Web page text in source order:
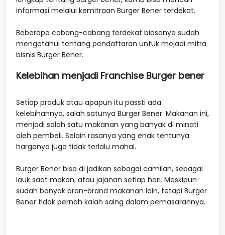
informasi melalui kemitraan Burger Bener terdekat.
Beberapa cabang-cabang terdekat biasanya sudah
mengetahui tentang pendaftaran untuk mejadi mitra
bisnis Burger Bener.
Kelebihan menjadi Franchise Burger bener
Setiap produk atau apapun itu passti ada
kelebihannya, salah satunya Burger Bener. Makanan ini,
menjadi salah satu makanan yang banyak di minati
oleh pembeli. Selain rasanya yang enak tentunya
harganya juga tidak terlalu mahal.
Burger Bener bisa di jadikan sebagai camilan, sebagai
lauk saat makan, atau jajanan setiap hari. Meskipun
sudah banyak bran-brand makanan lain, tetapi Burger
Bener tidak pernah kalah saing dalam pemasarannya.